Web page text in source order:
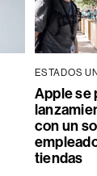
ESTADOS
Apple se
con un
tiendas